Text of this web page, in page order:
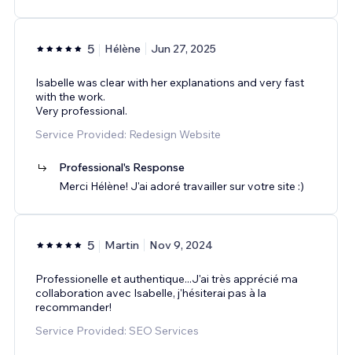
5 Hélène Jun 27, 2025
Isabelle was clear with her explanations and very fast
with the work.
Very professional.
Service Provided: Redesign Website
Professional's Response
Merci Hélène! J'ai adoré travailler sur votre site :)
5 Martin Nov 9, 2024
Professionelle et authentique...J'ai très apprécié ma
collaboration avec Isabelle, j'hésiterai pas à la
recommander!
Service Provided: SEO Services